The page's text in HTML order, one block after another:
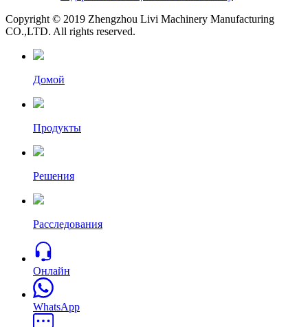
Copyright © 2019 Zhengzhou Livi Machinery Manufacturing
CO.,LTD. All rights reserved.
Домой
Продукты
Решения
Расследования
Онлайн
WhatsApp